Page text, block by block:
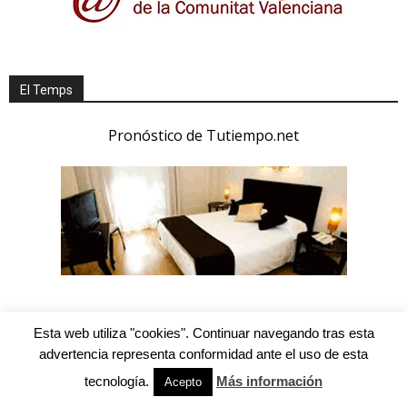
El Temps
Pronóstico de Tutiempo.net
Esta web utiliza "cookies". Continuar navegando tras esta
advertencia representa conformidad ante el uso de esta
tecnología.
Acepto Más información